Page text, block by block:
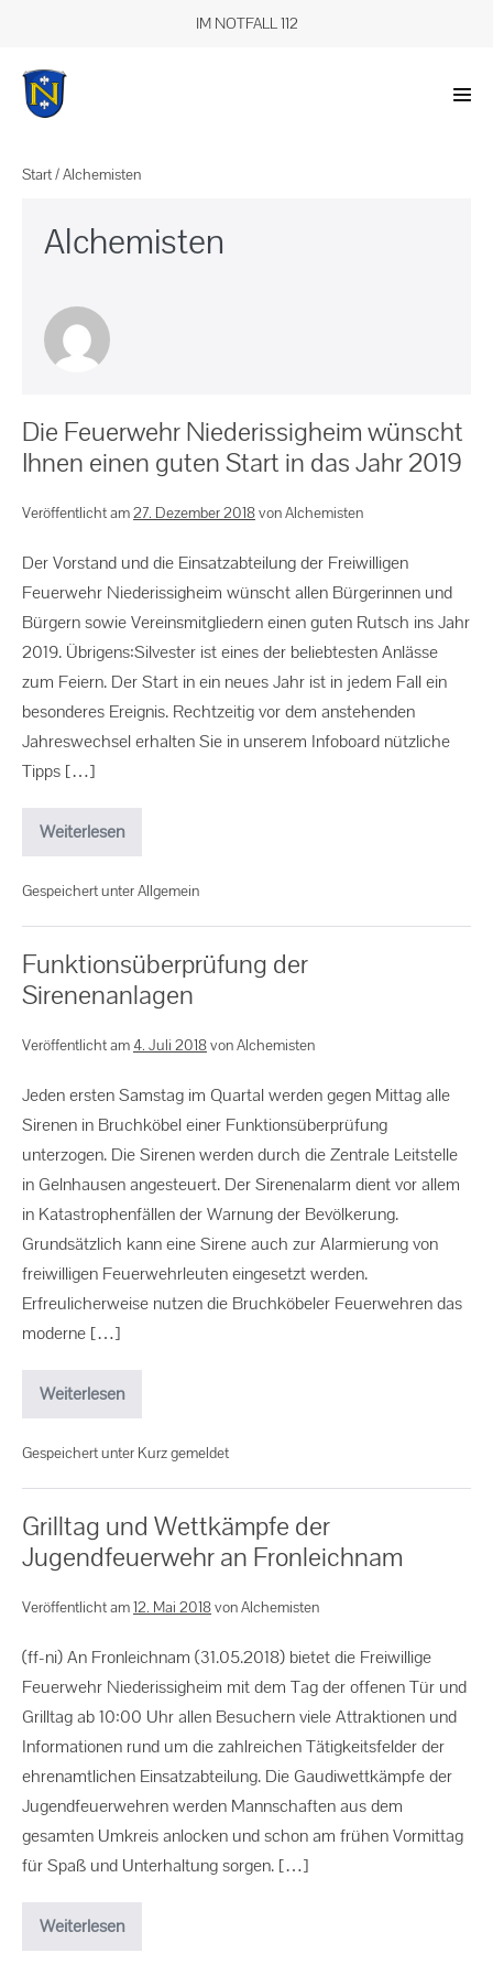
IM NOTFALL 112
Start/Alchemisten
Alchemisten
Die Feuerwehr Niederissigheim wünscht
Ihnen einen guten Start in das Jahr 2019
Veröffentlicht am27. Dezember 2018vonAlchemisten
Der Vorstand und die Einsatzabteilung der Freiwilligen
Feuerwehr Niederissigheim wünscht allen Bürgerinnen und
Bürgern sowie Vereinsmitgliedern einen guten Rutsch ins Jahr
2019. Übrigens:Silvester ist eines der beliebtesten Anlässe
zum Feiern. Der Start in ein neues Jahr ist in jedem Fall ein
besonderes Ereignis. Rechtzeitig vor dem anstehenden
Jahreswechsel erhalten Sie in unserem Infoboard nützliche
Tipps […]
Weiterlesen
Gespeichert unterAllgemein
Funktionsüberprüfung der
Sirenenanlagen
Veröffentlicht am 4. Juli 2018vonAlchemisten
Jeden ersten Samstag im Quartal werden gegen Mittag alle
Sirenen in Bruchköbel einer Funktionsüberprüfung
unterzogen. Die Sirenen werden durch die Zentrale Leitstelle
in Gelnhausen angesteuert. Der Sirenenalarm dient vor allem
in Katastrophenfällen der Warnung der Bevölkerung.
Grundsätzlich kann eine Sirene auch zur Alarmierung von
freiwilligen Feuerwehrleuten eingesetzt werden.
Erfreulicherweise nutzen die Bruchköbeler Feuerwehren das
moderne […]
Weiterlesen
Gespeichert unter Kurz gemeldet
Grilltag und Wettkämpfe der
Jugendfeuerwehr an Fronleichnam
Veröffentlicht am12. Mai 2018vonAlchemisten
(ff-ni) An Fronleichnam (31.05.2018) bietet die Freiwillige
Feuerwehr Niederissigheim mit dem Tag der offenen Tür und
Grilltag ab 10:00 Uhr allen Besuchern viele Attraktionen und
Informationen rund um die zahlreichen Tätigkeitsfelder der
ehrenamtlichen Einsatzabteilung. Die Gaudiwettkämpfe der
Jugendfeuerwehren werden Mannschaften aus dem
gesamten Umkreis anlocken und schon am frühen Vormittag
für Spaß und Unterhaltung sorgen. […]
Weiterlesen